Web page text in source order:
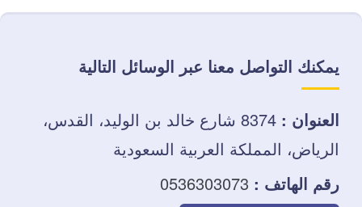
يمكنك التواصل معنا عبر الوسائل التالية
العنوان :
8374 شارع خالد بن الوليد، القدس،
الرياض، المملكة العربية السعودية
رقم الهاتف : 0536303073